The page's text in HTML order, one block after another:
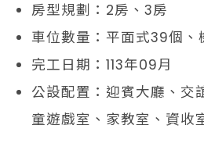
房型規劃：2房、3房
車位數量：平面式39個、
完工日期：113年09月
公設配置：迎賓大廳、交
童遊戲室、家教室、資收